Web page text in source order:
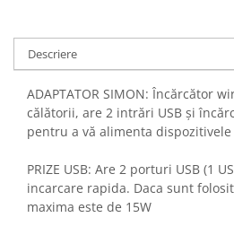
Aparate Frigorifice
Aparate Racire Aer
Aragaze si cuptoare cu microunde
Climatizare & sisteme de incalzire
Electrocasnice pentru Bucatarie
Fiare de calcat si masini de cusut
Ingrijire Locuinta
Purificatoare de aer
Descriere
ADAPTATOR SIMON: Încărcător
călătorii, are 2 intrări USB și
pentru a vă alimenta
PRIZE USB: Are 2 porturi USB (1
incarcare rapida. Daca sunt
maxima este de 15W